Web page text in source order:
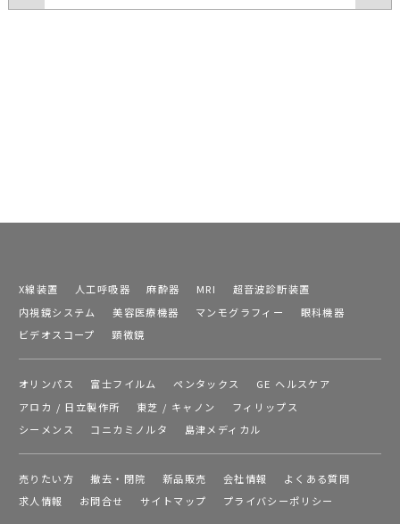
X線装置 人工呼吸器 麻酔器 MRI
超音波診断装置
内視鏡システム
美容医療機器 マンモグラフィー
眼科機器
ビデオスコープ
顕微鏡
オリンパス 富士フイルム ペンタックス
GE ヘルスケア
アロカ / 日立製作所
東芝 / キャノン
フィリップス
シーメンス
コニカミノルタ 島津メディカル
売りたい方 撤去・閉院 新品販売 会社情報
よくある質問
求人情報
お問合せ サイトマップ プライバシーポリシー